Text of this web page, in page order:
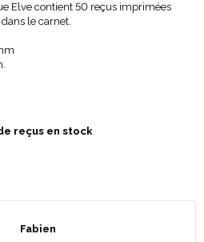
Elve contient 50 reçus imprimées
le carnet.
reçus en stock
Fabien